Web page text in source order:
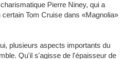
Pierre Niney, qui a
Tom Cruise dans «Magnolia»
plusieurs aspects importants du
Qu'il s'agisse de l'épaisseur de